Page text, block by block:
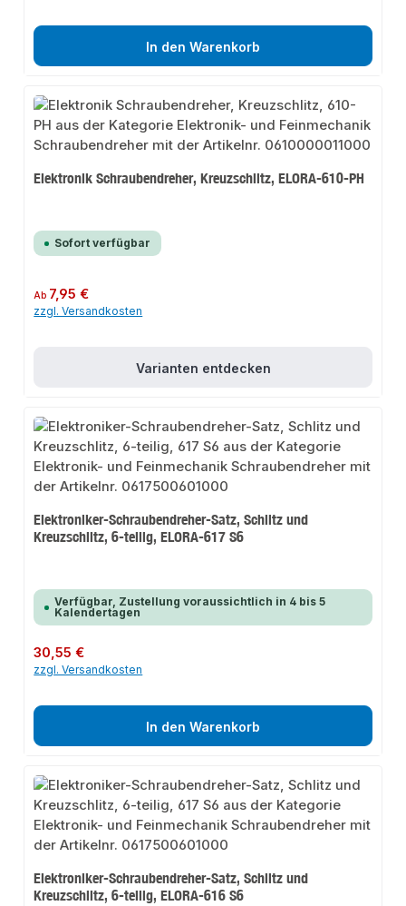
In den Warenkorb
Elektronik Schraubendreher, Kreuzschlitz, ELORA-610-PH
Sofort verfügbar
Regulärer Preis:
Ab 7,95 €
zzgl. Versandkosten
Varianten entdecken
Elektroniker-Schraubendreher-Satz, Schlitz und
Kreuzschlitz, 6-teilig, ELORA-617 S6
Verfügbar, Zustellung voraussichtlich in 4 bis 5
Kalendertagen
Regulärer Preis:
30,55 €
zzgl. Versandkosten
In den Warenkorb
Elektroniker-Schraubendreher-Satz, Schlitz und
Kreuzschlitz, 6-teilig, ELORA-616 S6